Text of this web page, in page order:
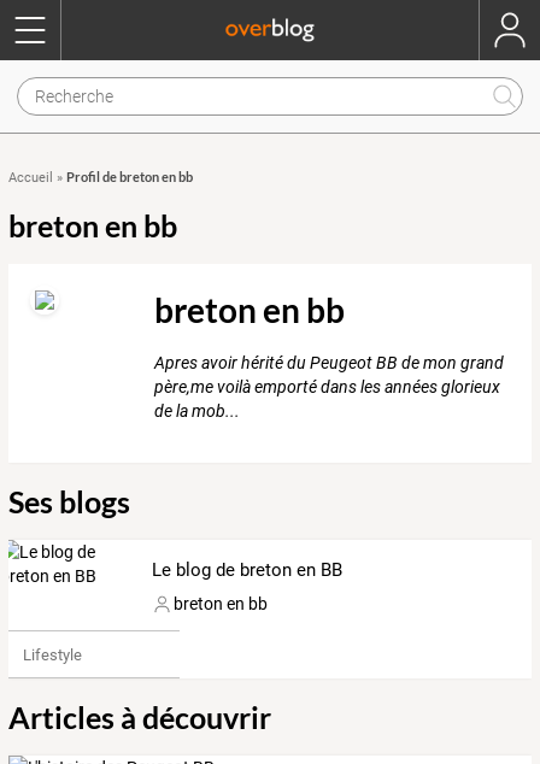
Accueil » Profil de breton en bb
breton en bb
breton en bb
Apres avoir hérité du Peugeot BB de mon grand
père,me voilà emporté dans les années glorieux
de la mob...
Ses blogs
Le blog de breton en BB
breton en bb
Lifestyle
Articles à découvrir